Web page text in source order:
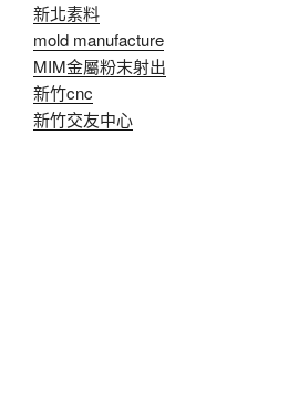
新北素料
mold manufacture
MIM金屬粉末射出
新竹cnc
新竹交友中心